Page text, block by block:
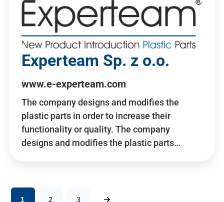
Experteam Sp. z o.o.
www.e-experteam.com
The company designs and modifies the
plastic parts in order to increase their
functionality or quality. The company
designs and modifies the plastic parts…
1 2 3